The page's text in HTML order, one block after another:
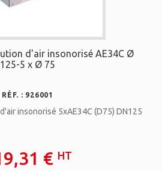
d'air insonorisé AE34C Ø
125-5 x Ø 75
RÉF. : 926001
insonorisé 5xAE34C (D75) DN125
€ HT